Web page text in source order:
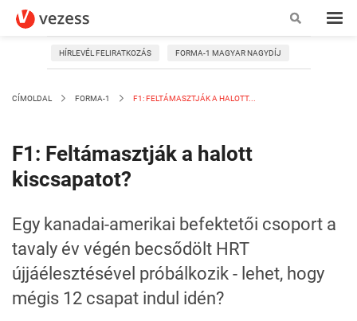
HÍRLEVÉL FELIRATKOZÁS FORMA-1 MAGYAR NAGYDÍJ
CÍMOLDAL FORMA-1 F1: FELTÁMASZTJÁK A HALOTT...
F1: Feltámasztják a halott
kiscsapatot?
Egy kanadai-amerikai befektetői csoport a
tavaly év végén becsődölt HRT
újjáélesztésével próbálkozik - lehet, hogy
mégis 12 csapat indul idén?